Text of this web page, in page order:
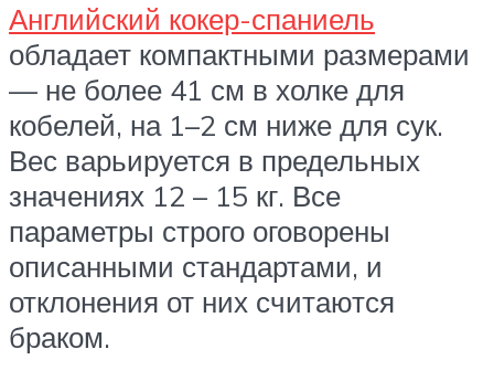
Английский кокер-спаниель
обладает компактными размерами
— не более 41 см в холке для
кобелей, на 1–2 см ниже для сук.
Вес варьируется в предельных
значениях 12 – 15 кг. Все
параметры строго оговорены
описанными стандартами, и
отклонения от них считаются
браком.